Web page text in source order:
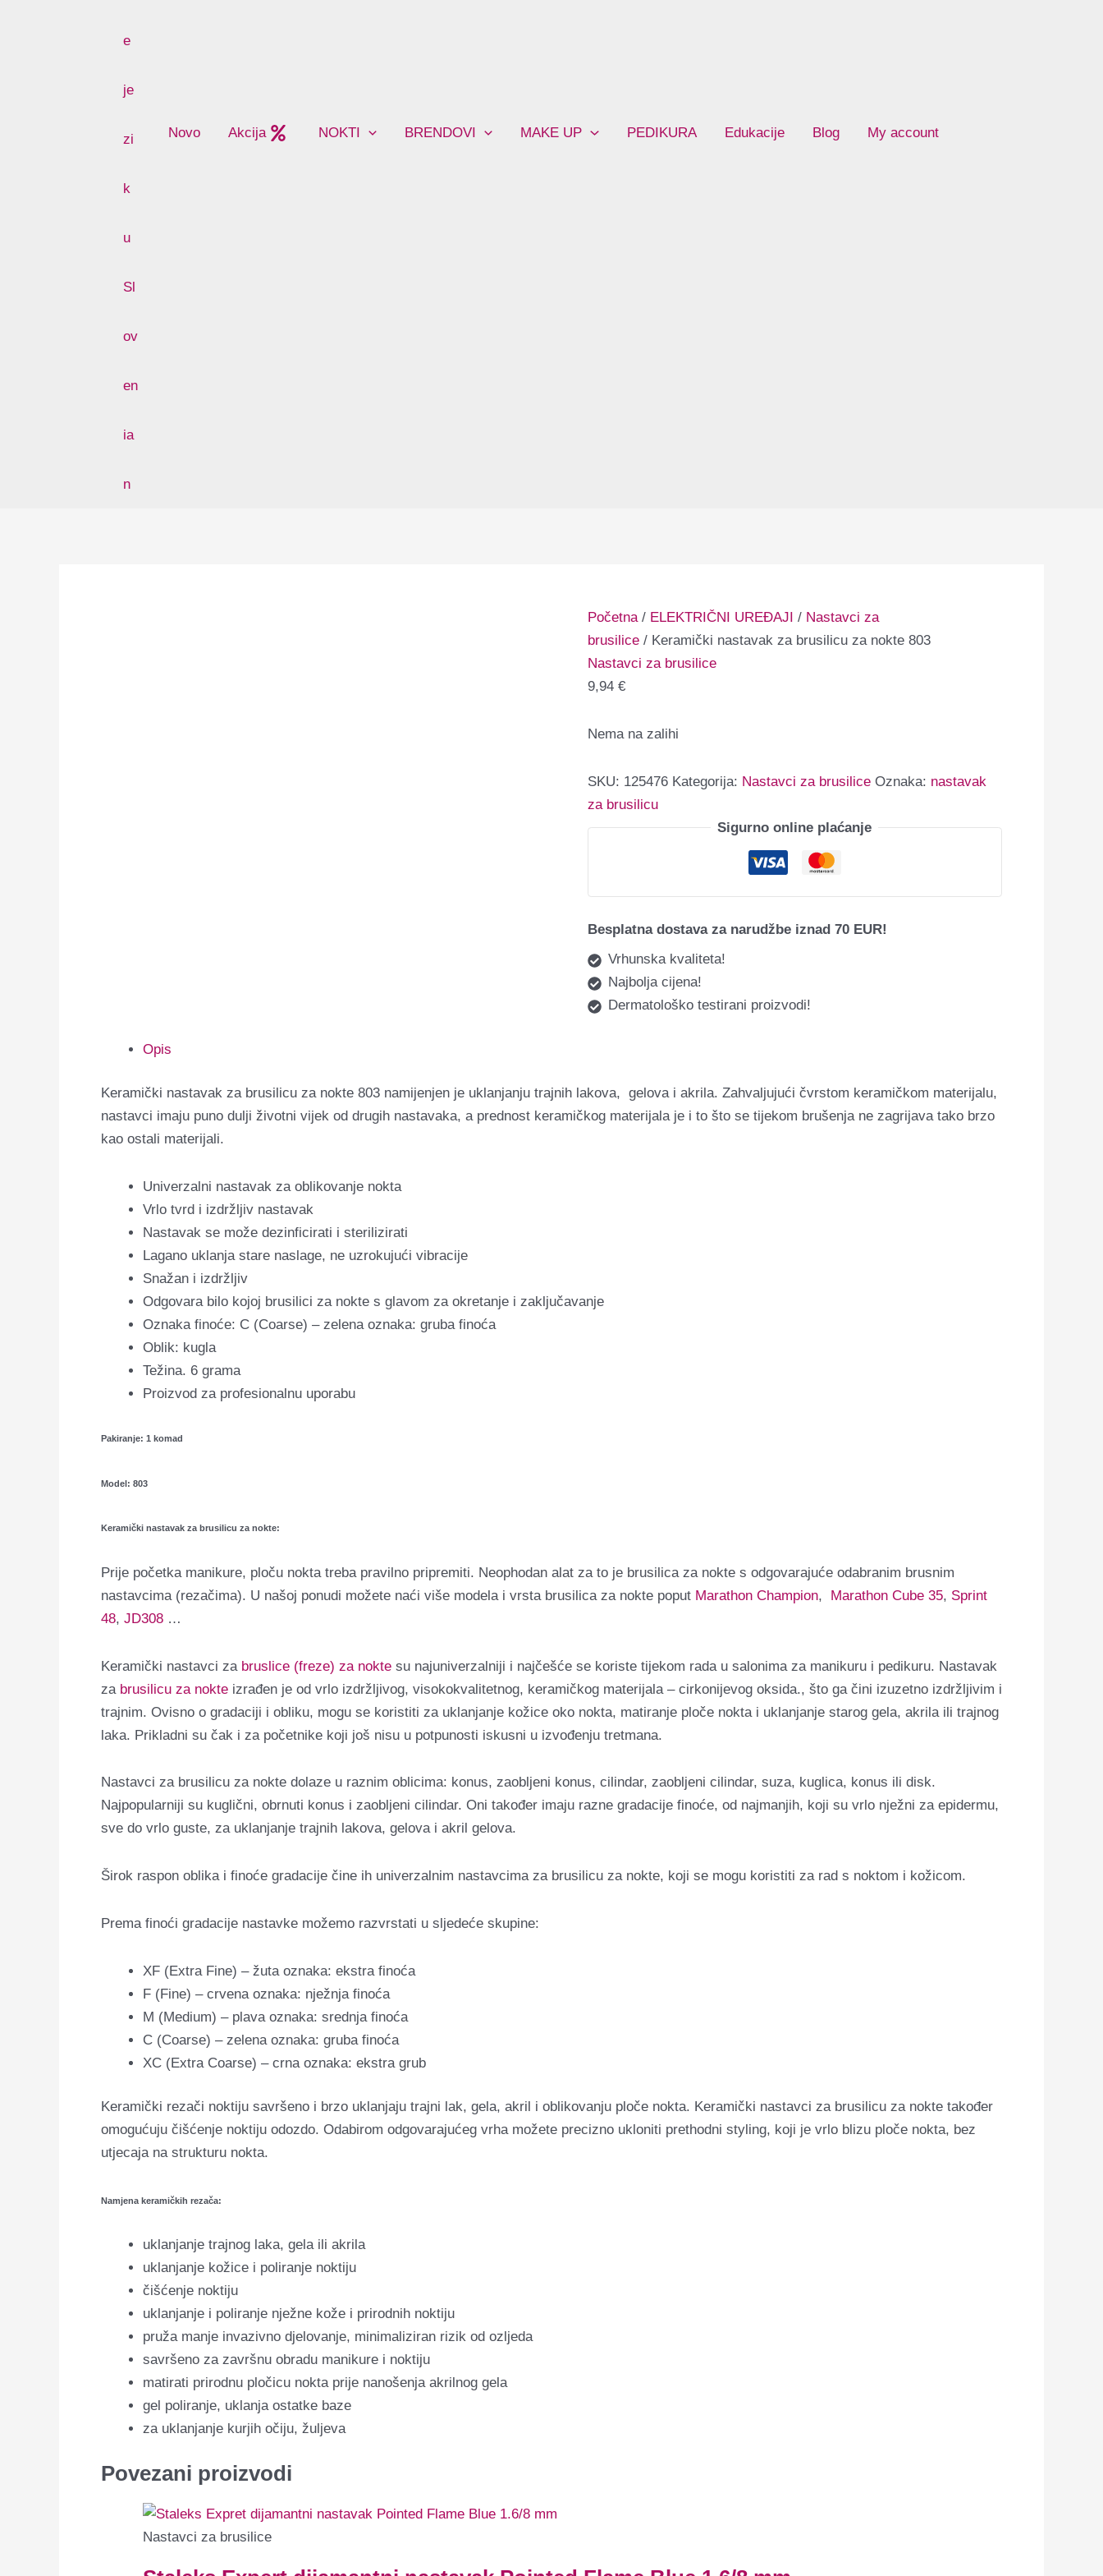
Novo Akcija NOKTI BRENDOVI MAKE UP PEDIKURA Edukacije Blog My account
Početna/ ELEKTRIČNI UREĐAJI / Nastavci za
brusilice/ Keramički nastavak za brusilicu za nokte 803
Nastavci za brusilice
9,94 €
Nema na zalihi
SKU: 125476 Kategorija: Nastavci za brusilice Oznaka: nastavak
za brusilicu
Sigurno online plaćanje
Besplatna dostava za narudžbe iznad 70 EUR!
Vrhunska kvaliteta!
Najbolja cijena!
Dermatološko testirani proizvodi!
Opis
Keramički nastavak za brusilicu za nokte 803 namijenjen je uklanjanju trajnih lakova, gelova i akrila. Zahvaljujući čvrstom keramičkom materijalu,
nastavci imaju puno dulji životni vijek od drugih nastavaka, a prednost keramičkog materijala je i to što se tijekom brušenja ne zagrijava tako brzo
kao ostali materijali.
Univerzalni nastavak za oblikovanje nokta
Vrlo tvrd i izdržljiv nastavak
Nastavak se može dezinficirati i sterilizirati
Lagano uklanja stare naslage, ne uzrokujući vibracije
Snažan i izdržljiv
Odgovara bilo kojoj brusilici za nokte s glavom za okretanje i zaključavanje
Oznaka finoće: C (Coarse) – zelena oznaka: gruba finoća
Oblik: kugla
Težina. 6 grama
Proizvod za profesionalnu uporabu
Pakiranje: 1 komad
Model: 803
Keramički nastavak za brusilicu za nokte:
Prije početka manikure, ploču nokta treba pravilno pripremiti. Neophodan alat za to je brusilica za nokte s odgovarajuće odabranim brusnim
nastavcima (rezačima). U našoj ponudi možete naći više modela i vrsta brusilica za nokte poput Marathon Champion, Marathon Cube 35, Sprint
48, JD308 …
Keramički nastavci za bruslice (freze) za nokte su najuniverzalniji i najčešće se koriste tijekom rada u salonima za manikuru i pedikuru. Nastavak
za brusilicu za nokte izrađen je od vrlo izdržljivog, visokokvalitetnog, keramičkog materijala – cirkonijevog oksida., što ga čini izuzetno izdržljivim i
trajnim. Ovisno o gradaciji i obliku, mogu se koristiti za uklanjanje kožice oko nokta, matiranje ploče nokta i uklanjanje starog gela, akrila ili trajnog
laka. Prikladni su čak i za početnike koji još nisu u potpunosti iskusni u izvođenju tretmana.
Nastavci za brusilicu za nokte dolaze u raznim oblicima: konus, zaobljeni konus, cilindar, zaobljeni cilindar, suza, kuglica, konus ili disk.
Najpopularniji su kuglični, obrnuti konus i zaobljeni cilindar. Oni također imaju razne gradacije finoće, od najmanjih, koji su vrlo nježni za epidermu,
sve do vrlo guste, za uklanjanje trajnih lakova, gelova i akril gelova.
Širok raspon oblika i finoće gradacije čine ih univerzalnim nastavcima za brusilicu za nokte, koji se mogu koristiti za rad s noktom i kožicom.
Prema finoći gradacije nastavke možemo razvrstati u sljedeće skupine:
XF (Extra Fine) – žuta oznaka: ekstra finoća
F (Fine) – crvena oznaka: nježnja finoća
M (Medium) – plava oznaka: srednja finoća
C (Coarse) – zelena oznaka: gruba finoća
XC (Extra Coarse) – crna oznaka: ekstra grub
Keramički rezači noktiju savršeno i brzo uklanjaju trajni lak, gela, akril i oblikovanju ploče nokta. Keramički nastavci za brusilicu za nokte također
omogućuju čišćenje noktiju odozdo. Odabirom odgovarajućeg vrha možete precizno ukloniti prethodni styling, koji je vrlo blizu ploče nokta, bez
utjecaja na strukturu nokta.
Namjena keramičkih rezača:
uklanjanje trajnog laka, gela ili akrila
uklanjanje kožice i poliranje noktiju
čišćenje noktiju
uklanjanje i poliranje nježne kože i prirodnih noktiju
pruža manje invazivno djelovanje, minimaliziran rizik od ozljeda
savršeno za završnu obradu manikure i noktiju
matirati prirodnu pločicu nokta prije nanošenja akrilnog gela
gel poliranje, uklanja ostatke baze
za uklanjanje kurjih očiju, žuljeva
Povezani proizvodi
Nastavci za brusilice